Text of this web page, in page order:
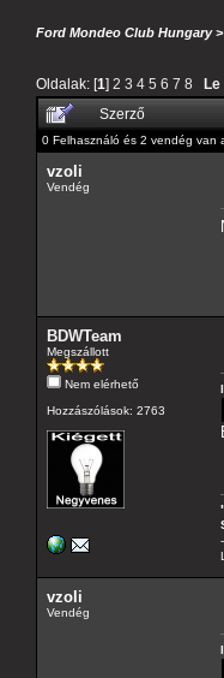
Ford Mondeo Club Hungary>
Oldalak: [1] 2 3 4 5 6 7 8
Le
Szerző
0 Felhasználó és 2 vendég van
vzoli
Vendég
BDWTeam
Megszállott
Nem elérhető
Hozzászólások: 2763
vzoli
Vendég